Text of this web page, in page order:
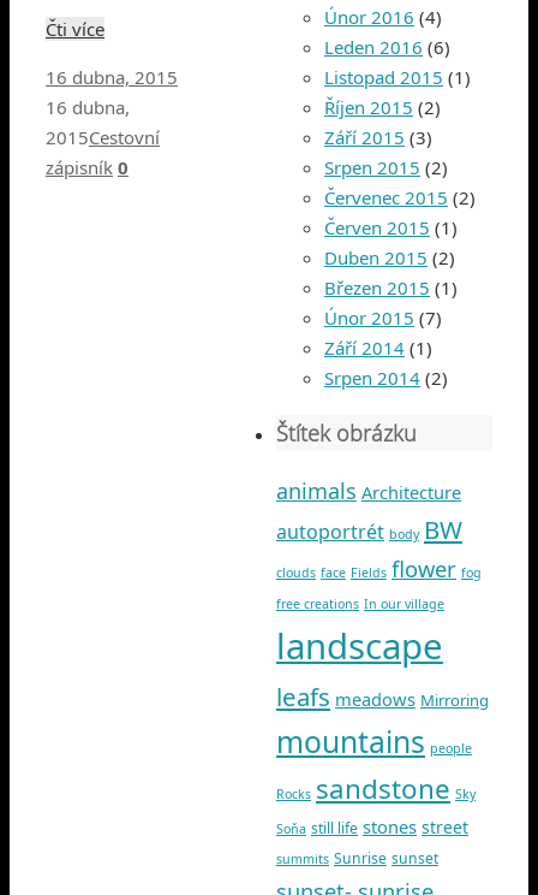
Čti více
16 dubna, 2015
16 dubna,
2015Cestovní
zápisník 0
Únor 2016 (4)
Leden 2016 (6)
Listopad 2015 (1)
Říjen 2015 (2)
Září 2015 (3)
Srpen 2015 (2)
Červenec 2015 (2)
Červen 2015 (1)
Duben 2015 (2)
Březen 2015 (1)
Únor 2015 (7)
Září 2014 (1)
Srpen 2014 (2)
Štítek obrázku
animals Architecture
autoportrét body BW
clouds face Fields flower fog
free creations In our village
landscape
leafs meadows Mirroring
mountains people
Rocks sandstone Sky
Soňa still life stones street
summits Sunrise sunset